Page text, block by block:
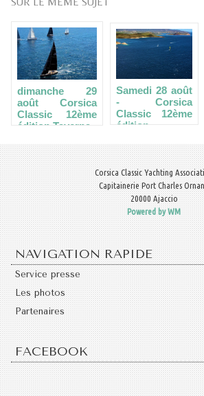
dimanche 29
août Corsica
Classic 12ème
édition Taverna -
Samedi 28 août
- Corsica
Classic 12ème
édition
étapes en une
journée…
Corsica Classic Yachting
Capitainerie Port Charles
20000 Ajaccio
Powered by WM
NAVIGATION RAPIDE
Service presse
Les photos
Partenaires
FACEBOOK